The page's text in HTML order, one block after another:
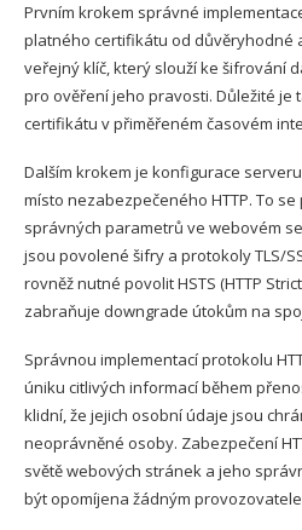
Prvním krokem správné
platného certifikátu od důvěryhodné
veřejný klíč, který slouží ke šifrování
pro ověření jeho pravosti. Důležité je
certifikátu v přiměřeném časovém
Dalším krokem je konfigurace
místo nezabezpečeného HTTP. To
správných parametrů ve webovém
jsou povolené šifry a protokoly TLS/
rovněž nutné povolit HSTS (HTTP
zabraňuje downgrade útokům na
Správnou implementací protokolu
úniku citlivých informací během
klidní, že jejich osobní údaje jsou
neoprávněné osoby. Zabezpečení
světě webových stránek a jeho
být opomíjena žádným